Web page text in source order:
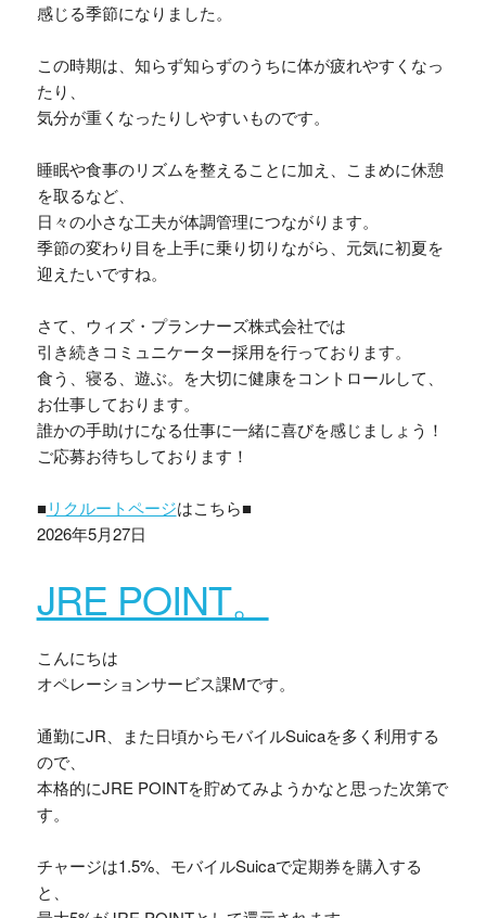
感じる季節になりました。
この時期は、知らず知らずのうちに体が疲れやすくなっ
たり、
気分が重くなったりしやすいものです。
睡眠や食事のリズムを整えることに加え、こまめに休憩
を取るなど、
日々の小さな工夫が体調管理につながります。
季節の変わり目を上手に乗り切りながら、元気に初夏を
迎えたいですね。
さて、ウィズ・プランナーズ株式会社では
引き続きコミュニケーター採用を行っております。
食う、寝る、遊ぶ。を大切に健康をコントロールして、
お仕事しております。
誰かの手助けになる仕事に一緒に喜びを感じましょう！
ご応募お待ちしております！
■リクルートページはこちら■
2026年5月27日
JRE POINT。
こんにちは
オペレーションサービス課Mです。
通勤にJR、また日頃からモバイルSuicaを多く利用する
ので、
本格的にJRE POINTを貯めてみようかなと思った次第で
す。
チャージは1.5%、モバイルSuicaで定期券を購入する
と、